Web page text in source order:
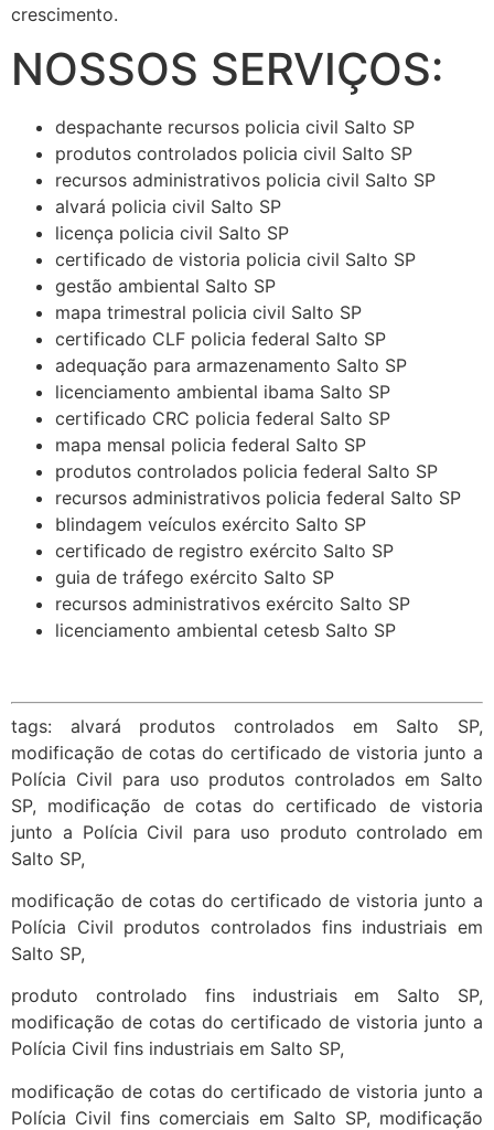
crescimento.
NOSSOS SERVIÇOS:
despachante recursos policia civil Salto SP
produtos controlados policia civil Salto SP
recursos administrativos policia civil Salto SP
alvará policia civil Salto SP
licença policia civil Salto SP
certificado de vistoria policia civil Salto SP
gestão ambiental Salto SP
mapa trimestral policia civil Salto SP
certificado CLF policia federal Salto SP
adequação para armazenamento Salto SP
licenciamento ambiental ibama Salto SP
certificado CRC policia federal Salto SP
mapa mensal policia federal Salto SP
produtos controlados policia federal Salto SP
recursos administrativos policia federal Salto SP
blindagem veículos exército Salto SP
certificado de registro exército Salto SP
guia de tráfego exército Salto SP
recursos administrativos exército Salto SP
licenciamento ambiental cetesb Salto SP
tags: alvará produtos controlados em Salto SP,
modificação de cotas do certificado de vistoria junto a
Polícia Civil para uso produtos controlados em Salto
SP, modificação de cotas do certificado de vistoria
junto a Polícia Civil para uso produto controlado em
Salto SP,
modificação de cotas do certificado de vistoria junto a
Polícia Civil produtos controlados fins industriais em
Salto SP,
produto controlado fins industriais em Salto SP,
modificação de cotas do certificado de vistoria junto a
Polícia Civil fins industriais em Salto SP,
modificação de cotas do certificado de vistoria junto a
Polícia Civil fins comerciais em Salto SP, modificação